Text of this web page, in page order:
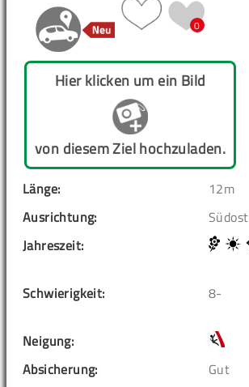
0
Hier klicken um ein Bild
von diesem Ziel hochzuladen.
Länge:
12m
Ausrichtung:
Südost
Jahreszeit:
Schwierigkeit: 8-
Neigung:
Absicherung:
Gut